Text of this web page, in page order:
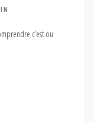
c’est ou